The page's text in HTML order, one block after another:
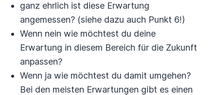
ganz ehrlich ist diese Erwartung
angemessen? (siehe dazu auch Punkt 6!)
Wenn nein wie möchtest du deine
Erwartung in diesem Bereich für die Zukunft
anpassen?
Wenn ja wie möchtest du damit umgehen?
Bei den meisten Erwartungen gibt es einen